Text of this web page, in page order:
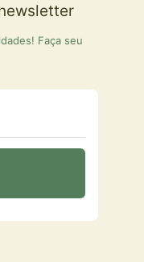
Faça seu